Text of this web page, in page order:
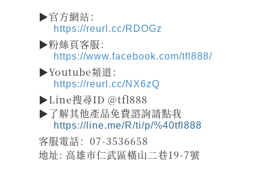
▶官方網站：
https://reurl.cc/RDOGz
▶粉絲頁客服：
https://www.facebook.com/tfl888/
▶Youtube頻道：
https://reurl.cc/NX6zQ
▶Line搜尋ID @tfl888
▶了解其他產品免費諮詢請點我
https://line.me/R/ti/p/%40tfl888
客服電話：07-3536658
地址: 高雄市仁武區橫山二巷19-7號